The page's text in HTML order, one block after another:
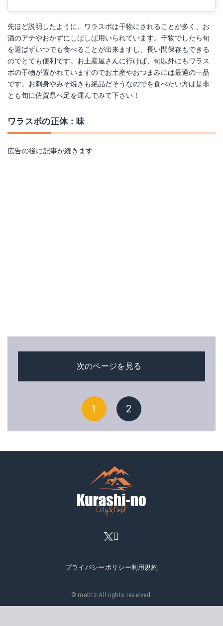
先ほど説明したように、ワラスボは干物にされることが多く、お
酒のアテやおかずにしばしば用いられています。干物でしたら旬
を選ばずいつでも食べることが出来ますし、長い間保存もできる
のでとても便利です。お土産屋さんに行けば、旬以外にもワラス
ボの干物が置かれていますのでお土産やおつまみには最適の一品
です。お刺身やみそ焼きも絶品だそうなのでを食べたい方は是非
とも旬に佐賀県へ足を運んでみて下さい！
ワラスボの正体：味
広告の後に記事が続きます
次のページを見る
1 2
プライバシーポリシー利用規約
© mattrz All rights reserved.